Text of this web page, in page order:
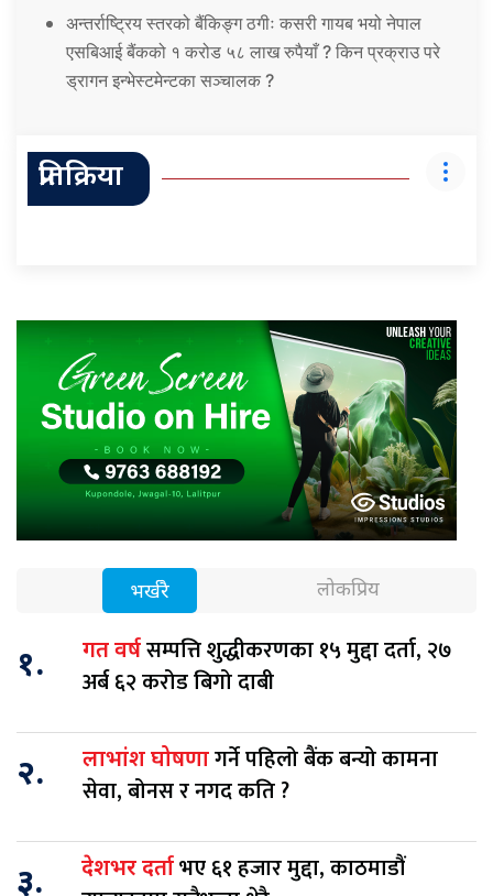
अन्तर्राष्ट्रिय स्तरको बैंकिङ्ग ठगीः कसरी गायब भयो नेपाल
एसबिआई बैंकको १ करोड ५८ लाख रुपैयाँ ? किन प्रक्राउ परे
ड्रागन इन्भेस्टमेन्टका सञ्चालक ?
प्रतिक्रिया
भर्खरै लोकप्रिय
१. गत वर्षसम्पत्ति शुद्धीकरणका १५ मुद्दा दर्ता, २७
अर्ब ६२ करोड बिगो दाबी
२. लाभांश घोषणागर्ने पहिलो बैंक बन्यो कामना
सेवा, बोनस र नगद कति ?
३. देशभर दर्ताभए ६१ हजार मुद्दा, काठमाडौं